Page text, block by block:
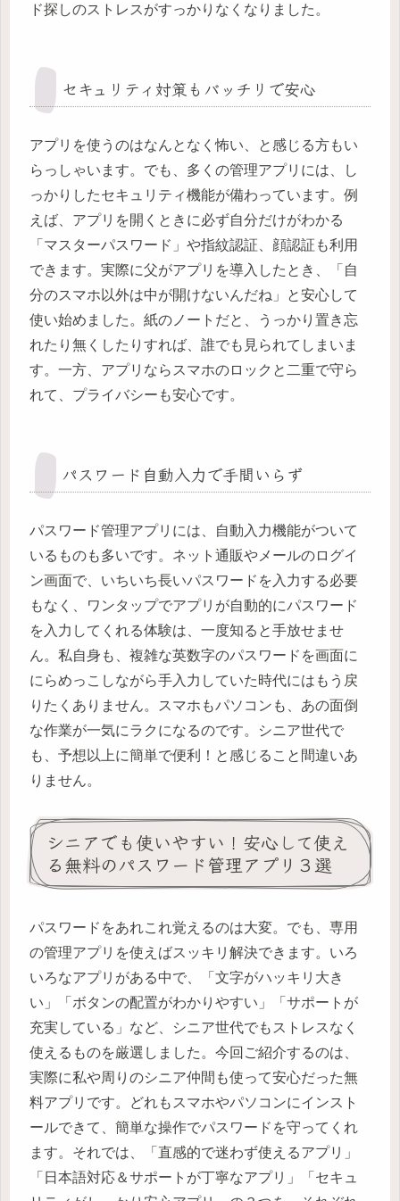
ド探しのストレスがすっかりなくなりました。
セキュリティ対策もバッチリで安心
アプリを使うのはなんとなく怖い、と感じる方もい
らっしゃいます。でも、多くの管理アプリには、し
っかりしたセキュリティ機能が備わっています。例
えば、アプリを開くときに必ず自分だけがわかる
「マスターパスワード」や指紋認証、顔認証も利用
できます。実際に父がアプリを導入したとき、「自
分のスマホ以外は中が開けないんだね」と安心して
使い始めました。紙のノートだと、うっかり置き忘
れたり無くしたりすれば、誰でも見られてしまいま
す。一方、アプリならスマホのロックと二重で守ら
れて、プライバシーも安心です。
パスワード自動入力で手間いらず
パスワード管理アプリには、自動入力機能がついて
いるものも多いです。ネット通販やメールのログイ
ン画面で、いちいち長いパスワードを入力する必要
もなく、ワンタップでアプリが自動的にパスワード
を入力してくれる体験は、一度知ると手放せませ
ん。私自身も、複雑な英数字のパスワードを画面に
にらめっこしながら手入力していた時代にはもう戻
りたくありません。スマホもパソコンも、あの面倒
な作業が一気にラクになるのです。シニア世代で
も、予想以上に簡単で便利！と感じること間違いあ
りません。
シニアでも使いやすい！安心して使え
る無料のパスワード管理アプリ３選
パスワードをあれこれ覚えるのは大変。でも、専用
の管理アプリを使えばスッキリ解決できます。いろ
いろなアプリがある中で、「文字がハッキリ大き
い」「ボタンの配置がわかりやすい」「サポートが
充実している」など、シニア世代でもストレスなく
使えるものを厳選しました。今回ご紹介するのは、
実際に私や周りのシニア仲間も使って安心だった無
料アプリです。どれもスマホやパソコンにインスト
ールできて、簡単な操作でパスワードを守ってくれ
ます。それでは、「直感的で迷わず使えるアプリ」
「日本語対応＆サポートが丁寧なアプリ」「セキュ